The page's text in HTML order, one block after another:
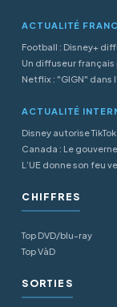
ACTUALITÉ
Football : Disney+
Un diffuseur français
Netflix : "GIGN"
ACTUALITÉ
Disney autorise
Canada : Le
L’UE donne son feu
CHIFFRES
Top DVD/blu-ray
Top VàD
SORTIES